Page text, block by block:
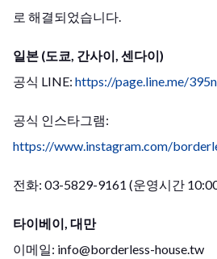
로 해결되었습니다.
일본 (도쿄, 간사이, 센다이)
공식 LINE: https://page.line.me/
공식 인스타그램:
https://www.instagram.com/
전화: 03-5829-9161 (운영시간
타이베이, 대만
이메일: info@borderless-house.tw